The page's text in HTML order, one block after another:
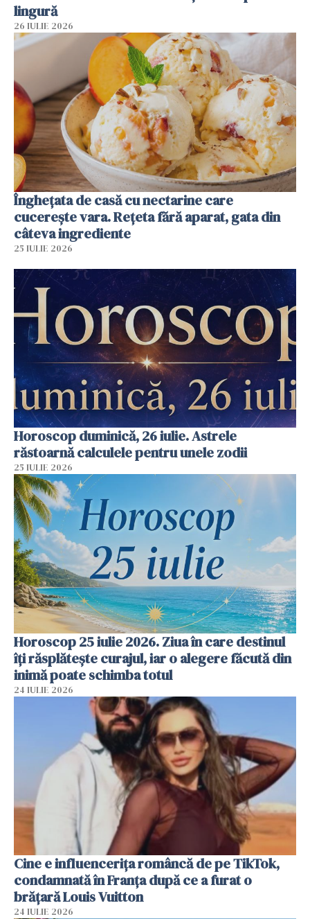
lingură
26 IULIE 2026
Înghețata de casă cu nectarine care
cucerește vara. Rețeta fără aparat, gata din
câteva ingrediente
25 IULIE 2026
Horoscop duminică, 26 iulie. Astrele
răstoarnă calculele pentru unele zodii
25 IULIE 2026
Horoscop 25 iulie 2026. Ziua în care destinul
îți răsplătește curajul, iar o alegere făcută din
inimă poate schimba totul
24 IULIE 2026
Cine e influencerița româncă de pe TikTok,
condamnată în Franța după ce a furat o
brățară Louis Vuitton
24 IULIE 2026